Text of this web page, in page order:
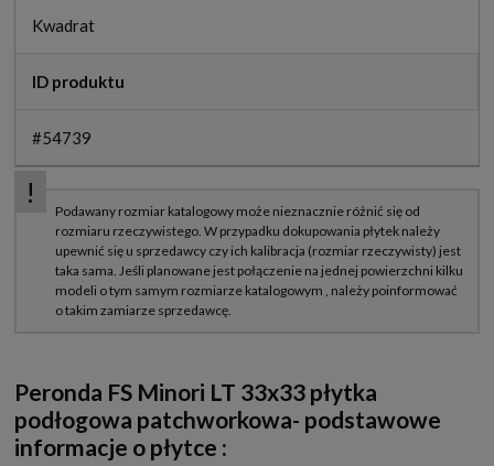
Kwadrat
ID produktu
#54739
Peronda FS Minori LT 33x33 płytka
podłogowa patchworkowa- podstawowe
informacje o płytce :